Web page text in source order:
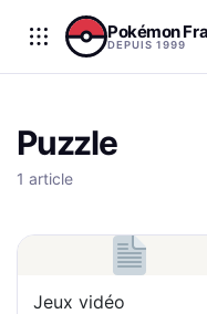
Aller au contenu
Pokémon
DEPUIS 1999
Puzzle
1 article
Jeux vidéo